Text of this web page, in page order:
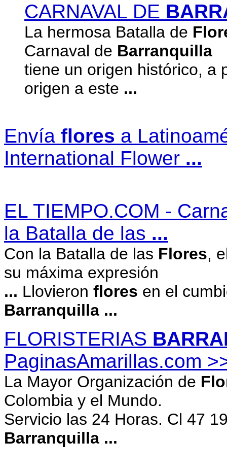
CARNAVAL DE
La hermosa Batalla de
Carnaval de Barranquilla
tiene un origen histórico, a
origen a este ...
Envía flores a
International Flower ...
EL TIEMPO.COM -
la Batalla de las ...
Con la Batalla de las Flores,
su máxima expresión
... Llovieron flores en el
Barranquilla ...
FLORISTERIAS
PaginasAmarillas.com
La Mayor Organización de
Colombia y el Mundo.
Servicio las 24 Horas. Cl 47
Barranquilla ...